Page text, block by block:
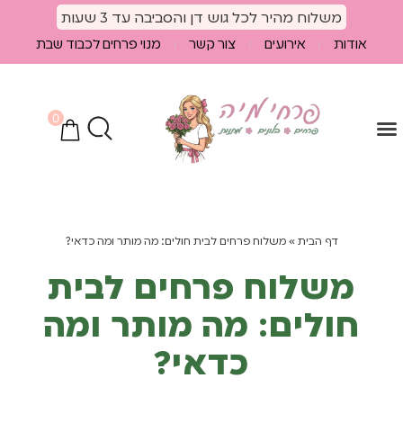
משלוח מהיר לכל גוש דן והסביבה עד 3 שעות
אודות אירועים צור קשר מנוי פרחים לכבוד שבת
0
דף הבית »משלוח פרחים לבית חולים: מה מותר ומה כדאי?
משלוח פרחים לבית
חולים: מה מותר ומה
כדאי?